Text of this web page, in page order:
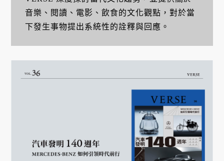
音樂、閱讀、電影、飲食的文化觀點，對於當
下發生事物提出系統性的詮釋與回應。